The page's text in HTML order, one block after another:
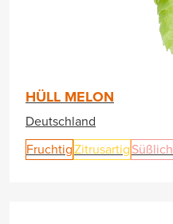
HÜLL MELON
Deutschland
FruchtigZitrusartig Süßlich